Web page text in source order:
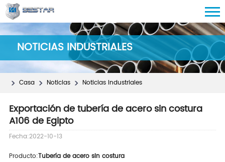
NOTICIAS INDUSTRIALES
Casa Noticias Noticias Industriales
Exportación de tubería de acero sin costura
A106 de Egipto
Fecha:2022-10-13
Producto:Tubería de acero sin costura